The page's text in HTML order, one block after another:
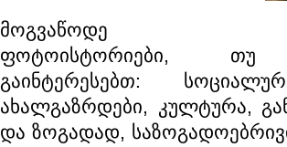
მოგვაწოდე
ფოტოისტორიები, თუ
გაინტერესებთ:
ახალგაზრდები, კულტურა,
და ზოგადად,